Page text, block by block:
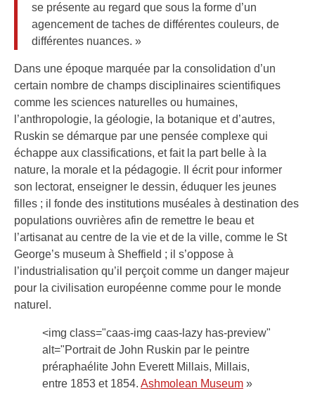
se présente au regard que sous la forme d’un
agencement de taches de différentes couleurs, de
différentes nuances. »
Dans une époque marquée par la consolidation d’un
certain nombre de champs disciplinaires scientifiques
comme les sciences naturelles ou humaines,
l’anthropologie, la géologie, la botanique et d’autres,
Ruskin se démarque par une pensée complexe qui
échappe aux classifications, et fait la part belle à la
nature, la morale et la pédagogie. Il écrit pour informer
son lectorat, enseigner le dessin, éduquer les jeunes
filles ; il fonde des institutions muséales à destination des
populations ouvrières afin de remettre le beau et
l’artisanat au centre de la vie et de la ville, comme le St
George’s museum à Sheffield ; il s’oppose à
l’industrialisation qu’il perçoit comme un danger majeur
pour la civilisation européenne comme pour le monde
naturel.
<img class="caas-img caas-lazy has-preview"
alt="Portrait de John Ruskin par le peintre
préraphaélite John Everett Millais, Millais,
entre 1853 et 1854. Ashmolean Museum »